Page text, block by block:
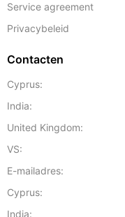
Service agreement
Privacybeleid
Contacten
Cyprus:
India:
United Kingdom:
VS:
E-mailadres:
Cyprus:
India: